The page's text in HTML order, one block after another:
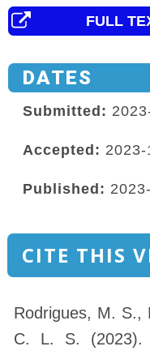
FULL
DATES
Submitted:
Accepted: 2023-
Published:
CITE THIS
Rodrigues, M. S.,
C. L. S. (2023).